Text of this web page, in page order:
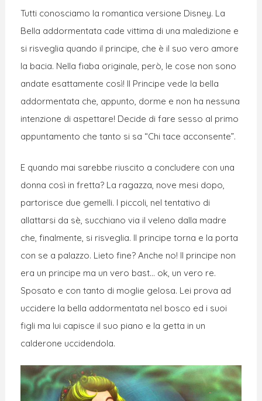
Tutti conosciamo la romantica versione Disney. La
Bella addormentata cade vittima di una maledizione e
si risveglia quando il principe, che è il suo vero amore
la bacia. Nella fiaba originale, però, le cose non sono
andate esattamente così! Il Principe vede la bella
addormentata che, appunto, dorme e non ha nessuna
intenzione di aspettare! Decide di fare sesso al primo
appuntamento che tanto si sa “Chi tace acconsente”.
E quando mai sarebbe riuscito a concludere con una
donna così in fretta? La ragazza, nove mesi dopo,
partorisce due gemelli. I piccoli, nel tentativo di
allattarsi da sè, succhiano via il veleno dalla madre
che, finalmente, si risveglia. Il principe torna e la porta
con se a palazzo. Lieto fine? Anche no! Il principe non
era un principe ma un vero bast… ok, un vero re.
Sposato e con tanto di moglie gelosa. Lei prova ad
uccidere la bella addormentata nel bosco ed i suoi
figli ma lui capisce il suo piano e la getta in un
calderone uccidendola.